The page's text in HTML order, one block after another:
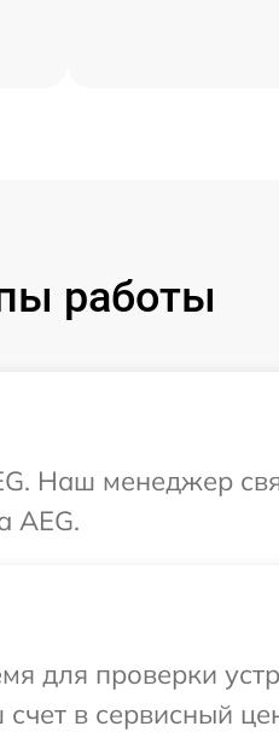
работы
Наш менеджер
AEG.
для проверки
в сервисный